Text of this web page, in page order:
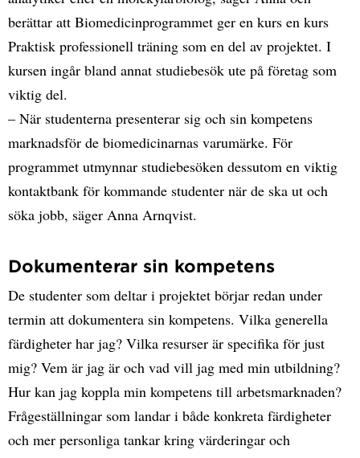
berättar att Biomedicinprogrammet ger en kurs en kurs
Praktisk professionell träning som en del av projektet. I
kursen ingår bland annat studiebesök ute på företag som
viktig del.
– När studenterna presenterar sig och sin kompetens
marknadsför de biomedicinarnas varumärke. För
programmet utmynnar studiebesöken dessutom en viktig
kontaktbank för kommande studenter när de ska ut och
söka jobb, säger Anna Arnqvist.
Dokumenterar sin kompetens
De studenter som deltar i projektet börjar redan under
termin att dokumentera sin kompetens. Vilka generella
färdigheter har jag? Vilka resurser är specifika för just
mig? Vem är jag är och vad vill jag med min utbildning?
Hur kan jag koppla min kompetens till arbetsmarknaden?
Frågeställningar som landar i både konkreta färdigheter
och mer personliga tankar kring värderingar och